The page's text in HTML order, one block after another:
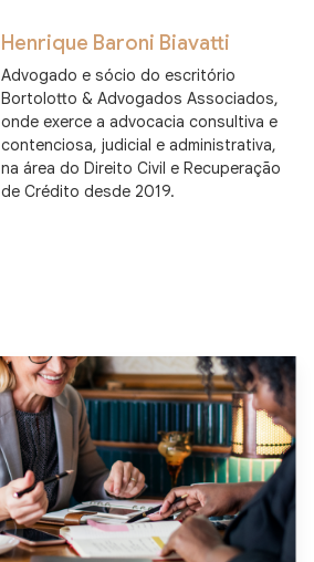
Henrique Baroni Biavatti
Advogado e sócio do escritório
Bortolotto & Advogados Associados,
onde exerce a advocacia consultiva e
contenciosa, judicial e administrativa,
na área do Direito Civil e Recuperação
de Crédito desde 2019.